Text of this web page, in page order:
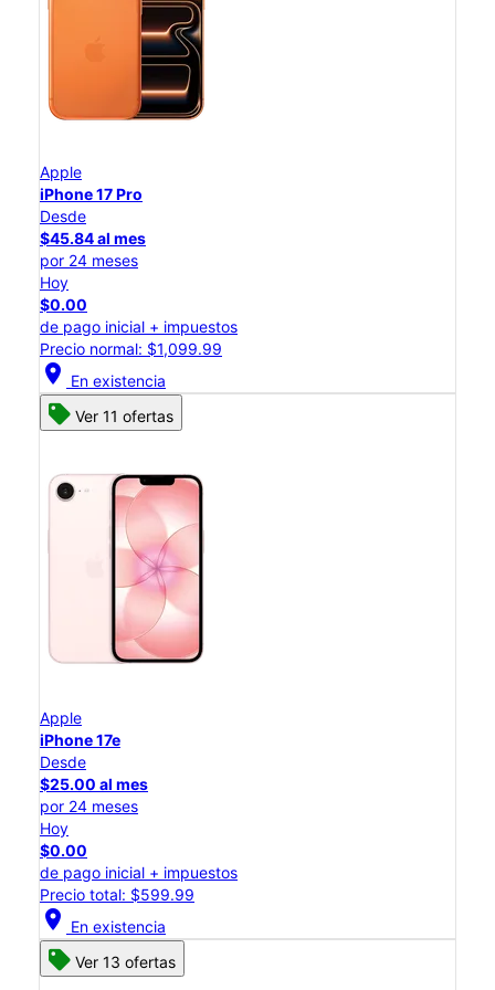
Apple
iPhone 17 Pro
Desde
$45.84 al mes
por 24 meses
Hoy
$0.00
de pago inicial + impuestos
Precio normal: $1,099.99
location_on En existencia
Ver 11 ofertas
Apple
iPhone 17e
Desde
$25.00 al mes
por 24 meses
Hoy
$0.00
de pago inicial + impuestos
Precio total: $599.99
location_on En existencia
Ver 13 ofertas